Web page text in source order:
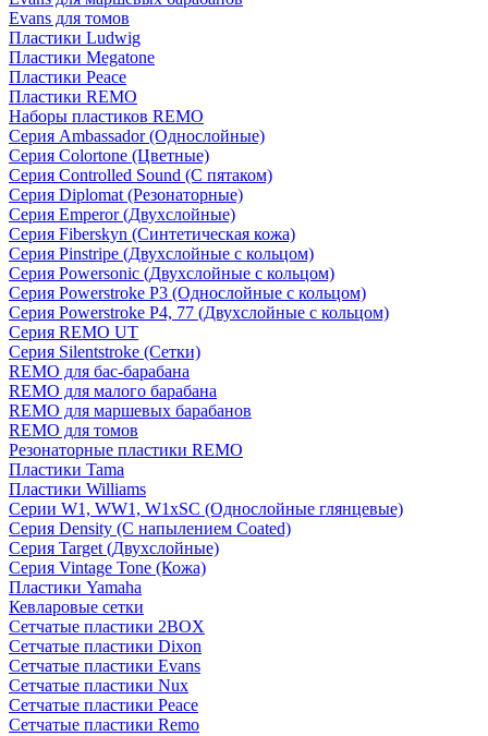
Evans для томов
Пластики Ludwig
Пластики Megatone
Пластики Peace
Пластики REMO
Наборы пластиков REMO
Серия Ambassador (Однослойные)
Серия Colortone (Цветные)
Серия Controlled Sound (С пятаком)
Серия Diplomat (Резонаторные)
Серия Emperor (Двухслойные)
Серия Fiberskyn (Синтетическая кожа)
Серия Pinstripe (Двухслойные с кольцом)
Серия Powersonic (Двухслойные с кольцом)
Серия Powerstroke P3 (Однослойные с кольцом)
Серия Powerstroke P4, 77 (Двухслойные с кольцом)
Серия REMO UT
Серия Silentstroke (Сетки)
REMO для бас-барабана
REMO для малого барабана
REMO для маршевых барабанов
REMO для томов
Резонаторные пластики REMO
Пластики Tama
Пластики Williams
Серии W1, WW1, W1xSC (Однослойные глянцевые)
Серия Density (C напылением Coated)
Серия Target (Двухслойные)
Серия Vintage Tone (Кожа)
Пластики Yamaha
Кевларовые сетки
Сетчатые пластики 2BOX
Сетчатые пластики Dixon
Сетчатые пластики Evans
Сетчатые пластики Nux
Сетчатые пластики Peace
Сетчатые пластики Remo